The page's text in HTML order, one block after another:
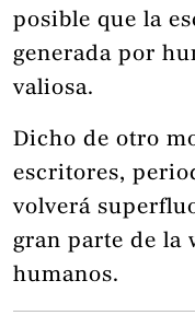
posible que la
generada por
valiosa.
Dicho de otro
escritores,
volverá
gran parte de la
humanos.